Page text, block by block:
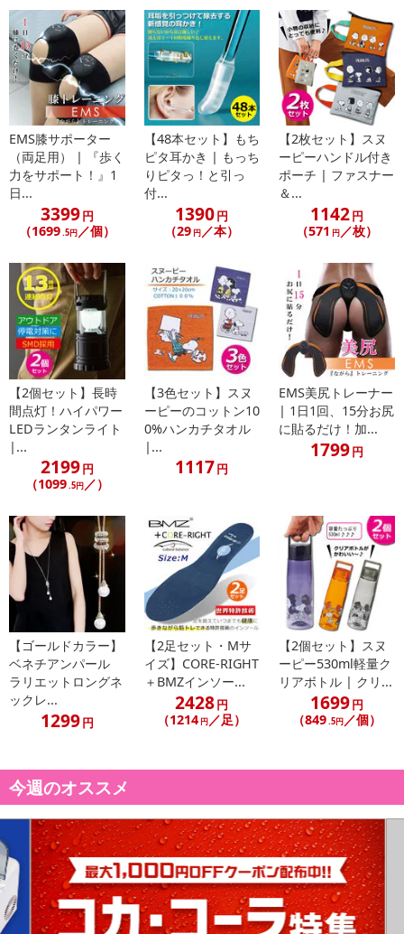
フットマット：（約）31×31×0.5cm
・注意事項：
本製品は足裏用として製造されています。本製品の使用目的以外
でのご使用はお控えください。
本製品をご自分で修理・分解・改造しないでください。
医療機器と併用しないでください。医療機器の誤作動を起こし、
身体に重大な支障をもたらす恐れがあります。 （ペースメーカー、
心電計等、その他の医療機器との併用も避けてください。）
心疾患を有する方、また高血圧、静脈血栓寒栓症と診断された方
は使用しないでください。
アレルギー体質、心臓・神経・筋疾患を有する方、薬を服用中、
ます。
妊娠中の方は使用をお控えください。産後、授乳中の方はかかり
つけの医師にご相談ください。
脚部(足、かかと、足首、ふくらはぎ、ひざ含む）に怪我がある際
は使用をお控えください。
事故やトラブルを避ける為に以下の部位には使用しないでくださ
い。
・金属、シリコン、プラスティックなどを埋め込んでいる部位
・背骨、手術後の場所、タトゥーを入れている場所、整形手術を
した場所
使用中に不快感や体調不良を感じた場合、直ちに使用を中止して
小さなお子様の手の届かない場所で保管、使用をお願いいたしま
す。また児童だけでのご使用はしないでください。
破損または動作異常の恐れがありますので、落としたり強い衝撃
を与えないでください。
感電の恐れがありますので電極部および本体取り付け部に金属を
接触させないでください。また水がかかっている状態や浴槽でのご
使用もお控えください。
万が一、本製品から異臭が発生した場合や水がかかった場合は、
すぐに使用をやめ、電源を切ってください。
足部にアクセサリー等を付けている場合は外してからご使用くだ
さい。
ペットに使用しないでください。
エコの観点から簡易包装でのお届けとなります
なる場合があります。
製品改善のため、予告なく一部仕様が変わる場合がございます。
あらかじめご了承くださいませ。
感じ方や効果には個人差がございます。
EMS膝サポーター
（両足用） | 『歩く
力をサポート！』1
日...
3399円
（1699.5円／個）
【48本セット】もち
ピタ耳かき | もっち
りピタっ！と引っ
付...
1390円
（29 円／本）
【2枚セット】スヌ
ーピーハンドル付き
ポーチ | ファスナー
＆...
1142円
（571 円／枚）
【2個セット】長時
間点灯！ハイパワー
LEDランタンライト
|...
2199円
（1099.5円／）
【3色セット】スヌ
ーピーのコットン10
0%ハンカチタオル
|...
1117円
EMS美尻トレーナー
| 1日1回、15分お尻
に貼るだけ！加...
1799円
【ゴールドカラー】
ベネチアンパール
ラリエットロングネ
ックレ...
1299円
【2足セット・Mサ
イズ】CORE-RIGHT
＋BMZインソー...
2428円
（1214 円 ／足）
【2個セット】スヌ
ーピー530ml軽量ク
リアボトル | クリ...
1699円
（849.5円 ／個）
今週のオススメ